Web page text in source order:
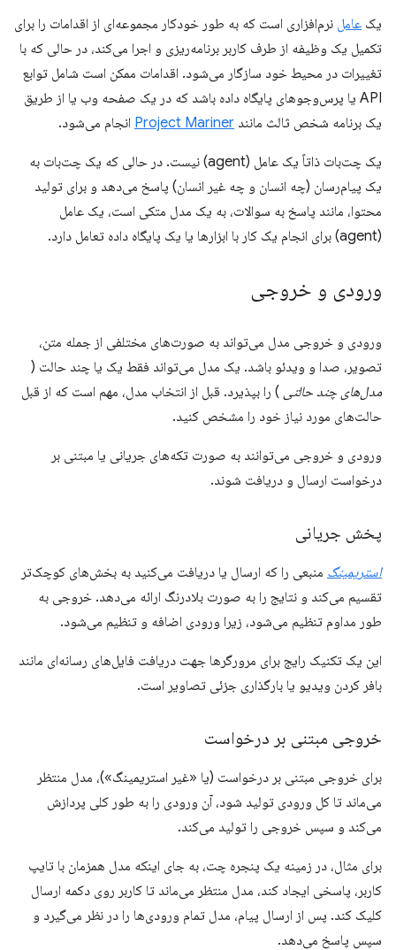
یک عامل نرم‌افزاری است که به طور خودکار مجموعه‌ای از اقدامات را برای
تکمیل یک وظیفه از طرف کاربر برنامه‌ریزی و اجرا می‌کند، در حالی که با
تغییرات در محیط خود سازگار می‌شود. اقدامات ممکن است شامل توابع
API یا پرس‌وجوهای پایگاه داده باشد که در یک صفحه وب یا از طریق
یک برنامه شخص ثالث مانند Project Mariner انجام می‌شود.
یک چت‌بات ذاتاً یک عامل (agent) نیست. در حالی که یک چت‌بات به
یک پیام‌رسان (چه انسان و چه غیر انسان) پاسخ می‌دهد و برای تولید
محتوا، مانند پاسخ به سوالات، به یک مدل متکی است، یک عامل
(agent) برای انجام یک کار با ابزارها یا یک پایگاه داده تعامل دارد.
ورودی و خروجی
ورودی و خروجی مدل می‌تواند به صورت‌های مختلفی از جمله متن،
تصویر، صدا و ویدئو باشد. یک مدل می‌تواند فقط یک یا چند حالت (
مدل‌های چند حالتی ) را بپذیرد. قبل از انتخاب مدل، مهم است که از قبل
حالت‌های مورد نیاز خود را مشخص کنید.
ورودی و خروجی می‌توانند به صورت تکه‌های جریانی یا مبتنی بر
درخواست ارسال و دریافت شوند.
پخش جریانی
استریمینگ منبعی را که ارسال یا دریافت می‌کنید به بخش‌های کوچک‌تر
تقسیم می‌کند و نتایج را به صورت بلادرنگ ارائه می‌دهد. خروجی به
طور مداوم تنظیم می‌شود، زیرا ورودی اضافه و تنظیم می‌شود.
این یک تکنیک رایج برای مرورگرها جهت دریافت فایل‌های رسانه‌ای مانند
بافر کردن ویدیو یا بارگذاری جزئی تصاویر است.
خروجی مبتنی بر درخواست
برای خروجی مبتنی بر درخواست (یا «غیر استریمینگ»)، مدل منتظر
می‌ماند تا کل ورودی تولید شود، آن ورودی را به طور کلی پردازش
می‌کند و سپس خروجی را تولید می‌کند.
برای مثال، در زمینه یک پنجره چت، به جای اینکه مدل همزمان با تایپ
کاربر، پاسخی ایجاد کند، مدل منتظر می‌ماند تا کاربر روی دکمه ارسال
کلیک کند. پس از ارسال پیام، مدل تمام ورودی‌ها را در نظر می‌گیرد و
سپس پاسخ می‌دهد.